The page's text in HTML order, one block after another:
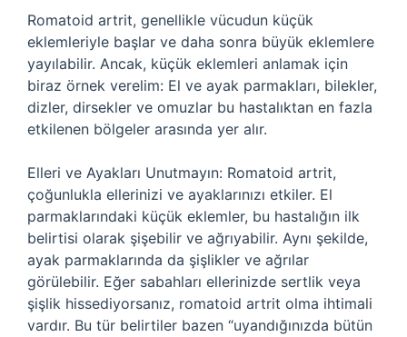
Romatoid artrit, genellikle vücudun küçük
eklemleriyle başlar ve daha sonra büyük eklemlere
yayılabilir. Ancak, küçük eklemleri anlamak için
biraz örnek verelim: El ve ayak parmakları, bilekler,
dizler, dirsekler ve omuzlar bu hastalıktan en fazla
etkilenen bölgeler arasında yer alır.
Elleri ve Ayakları Unutmayın: Romatoid artrit,
çoğunlukla ellerinizi ve ayaklarınızı etkiler. El
parmaklarındaki küçük eklemler, bu hastalığın ilk
belirtisi olarak şişebilir ve ağrıyabilir. Aynı şekilde,
ayak parmaklarında da şişlikler ve ağrılar
görülebilir. Eğer sabahları ellerinizde sertlik veya
şişlik hissediyorsanız, romatoid artrit olma ihtimali
vardır. Bu tür belirtiler bazen “uyandığınızda bütün